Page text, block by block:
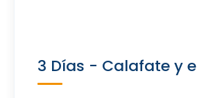
3 Días - Calafate y